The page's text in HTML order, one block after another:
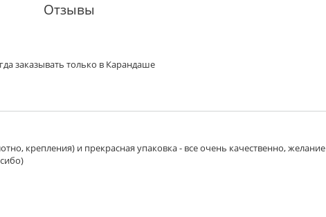
Отзывы
заказывать только в Карандаше
крепления) и прекрасная упаковка - все очень качественно, желание